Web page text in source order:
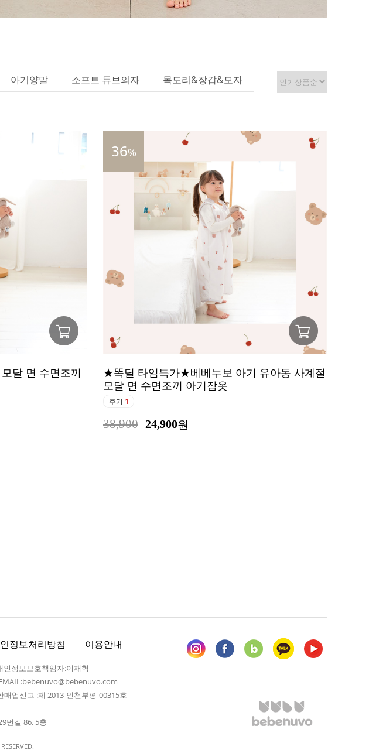
아기양말 소프트 튜브의자
목도리&장갑&모자
달 면 수면조끼
36%
★똑딜 타임특가★베베누보 아기 유아동 사계절
모달 면 수면조끼 아기잠옷
후기 1
38,900 24,900원
정보처리방침 이용안내
정보보호책임자:이재혁
업신고 :제 2013-인천부평-00315호
번길 86, 5층